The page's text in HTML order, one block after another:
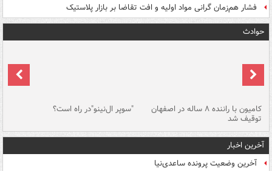
فشار هم‌زمان گرانی مواد اولیه و افت تقاضا بر بازار پلاستیک
حوادث
کامیون با راننده ۸ ساله در اصفهان
توقیف شد
"سوپر ال‌نینو"در راه است؟
آخرین اخبار
آخرین وضعیت پرونده ساعدی‌نیا